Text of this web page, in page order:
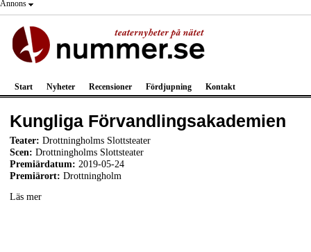
Annons
Start Nyheter Recensioner Fördjupning Kontakt
Kungliga Förvandlingsakademien
Teater: Drottningholms Slottsteater
Scen: Drottningholms Slottsteater
Premiärdatum: 2019-05-24
Premiärort: Drottningholm
Läs mer